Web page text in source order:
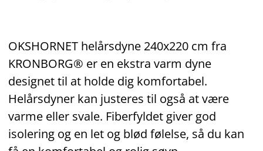
OKSHORNET helårsdyne 240x220 cm fra
KRONBORG® er en ekstra varm dyne
designet til at holde dig komfortabel.
Helårsdyner kan justeres til også at være
varme eller svale. Fiberfyldet giver god
isolering og en let og blød følelse, så du kan